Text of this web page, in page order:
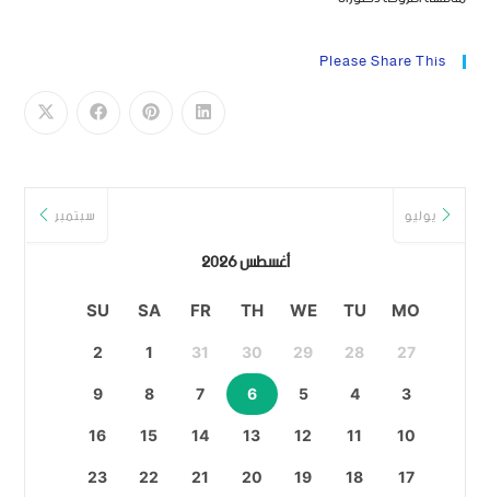
Please Share This
يوليو
أغسطس 2026
سبتمبر
MO
TU
WE
TH
FR
SA
SU
27
28
29
30
31
1
2
3
4
5
6
7
8
9
10
11
12
13
14
15
16
17
18
19
20
21
22
23